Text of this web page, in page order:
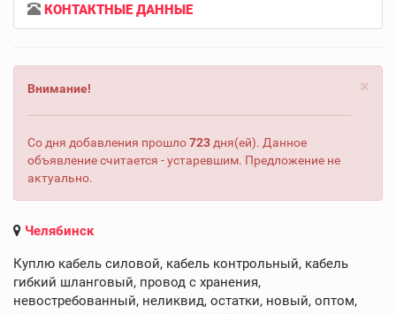
КОНТАКТНЫЕ ДАННЫЕ
×
Внимание!
Со дня добавления прошло723 дня(ей). Данное
объявление считается - устаревшим. Предложение не
актуально.
Челябинск
Куплю кабель силовой, кабель контрольный, кабель
гибкий шланговый, провод с хранения,
невостребованный, неликвид, остатки, новый, оптом,